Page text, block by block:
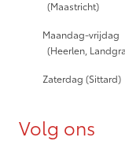
(Maastricht)
Maandag-
(Heerlen,
Zaterdag
Volg ons